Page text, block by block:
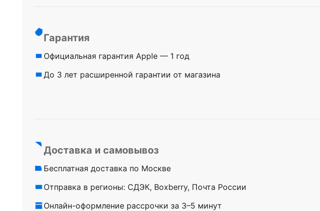
Гарантия
Официальная гарантия Apple — 1 год
До 3 лет расширенной гарантии от магазина
Доставка и самовывоз
Бесплатная доставка по Москве
Отправка в регионы: СДЭК, Boxberry, Почта России
Онлайн-оформление рассрочки за 3–5 минут